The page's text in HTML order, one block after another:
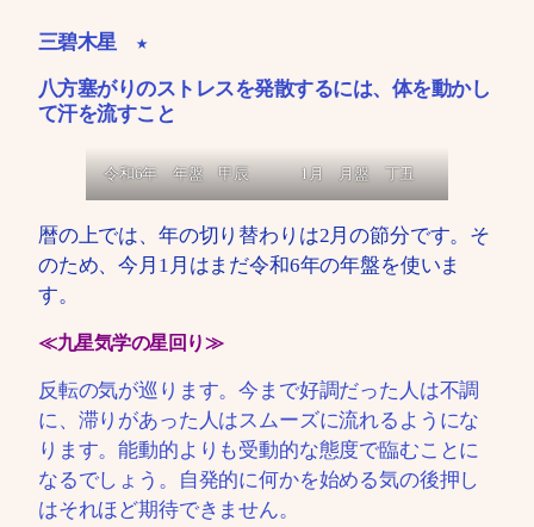
三碧木星 ★
八方塞がりのストレスを発散するには、体を動かし
て汗を流すこと
令和6年 年盤 甲辰 1月 月盤 丁丑
暦の上では、年の切り替わりは2月の節分です。そ
のため、今月1月はまだ令和6年の年盤を使いま
す。
≪九星気学の星回り≫
反転の気が巡ります。今まで好調だった人は不調
に、滞りがあった人はスムーズに流れるようにな
ります。能動的よりも受動的な態度で臨むことに
なるでしょう。自発的に何かを始める気の後押し
はそれほど期待できません。